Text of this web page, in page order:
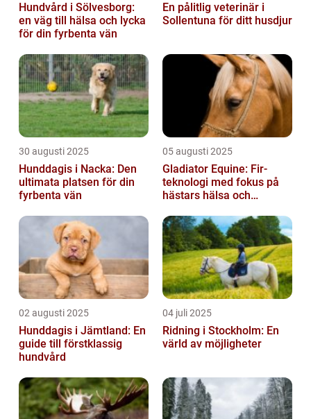
Hundvård i Sölvesborg:
en väg till hälsa och lycka
för din fyrbenta vän
En pålitlig veterinär i
Sollentuna för ditt husdjur
30 augusti 2025
Hunddagis i Nacka: Den
ultimata platsen för din
fyrbenta vän
05 augusti 2025
Gladiator Equine: Fir-
teknologi med fokus på
hästars hälsa och
02 augusti 2025
Hunddagis i Jämtland: En
guide till förstklassig
hundvård
04 juli 2025
Ridning i Stockholm: En
värld av möjligheter